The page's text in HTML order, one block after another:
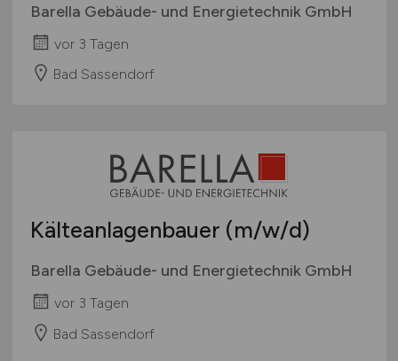
Barella Gebäude- und Energietechnik GmbH
vor 3 Tagen
Bad Sassendorf
Kälteanlagenbauer (m/w/d)
Barella Gebäude- und Energietechnik GmbH
vor 3 Tagen
Bad Sassendorf